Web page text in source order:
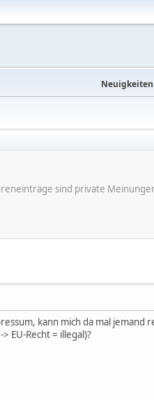
sind private
kann mich da mal
EU-Recht = illegal)?